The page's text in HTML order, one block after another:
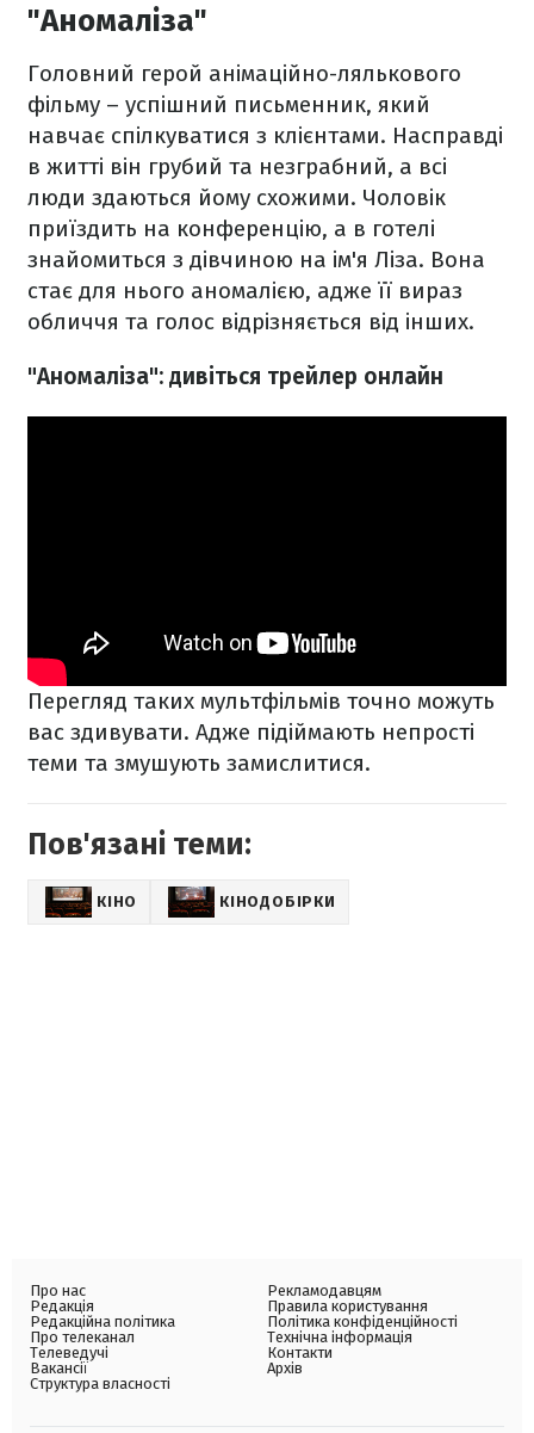
"Аномаліза"
Головний герой анімаційно-лялькового
фільму – успішний письменник, який
навчає спілкуватися з клієнтами. Насправді
в житті він грубий та незграбний, а всі
люди здаються йому схожими. Чоловік
приїздить на конференцію, а в готелі
знайомиться з дівчиною на ім'я Ліза. Вона
стає для нього аномалією, адже її вираз
обличчя та голос відрізняється від інших.
"Аномаліза": дивіться трейлер онлайн
Перегляд таких мультфільмів точно можуть
вас здивувати. Адже підіймають непрості
теми та змушують замислитися.
Пов'язані теми:
КІНО КІНОДОБІРКИ
Про нас
Редакція
Редакційна політика
Про телеканал
Телеведучі
Вакансії
Структура власності
Рекламодавцям
Правила користування
Політика конфіденційності
Технічна інформація
Контакти
Архів